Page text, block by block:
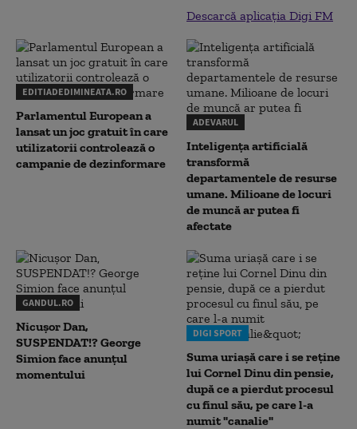
Descarcă aplicația Digi FM
EDITIADEDIMINEATA.RO
Parlamentul European a
lansat un joc gratuit în care
utilizatorii controlează o
campanie de dezinformare
ADEVARUL
Inteligența artificială
transformă
departamentele de resurse
umane. Milioane de locuri
de muncă ar putea fi
afectate
GANDUL.RO
Nicușor Dan,
SUSPENDAT!? George
Simion face anunțul
momentului
DIGI SPORT
Suma uriașă care i se reține
lui Cornel Dinu din pensie,
după ce a pierdut procesul
cu finul său, pe care l-a
numit "canalie"